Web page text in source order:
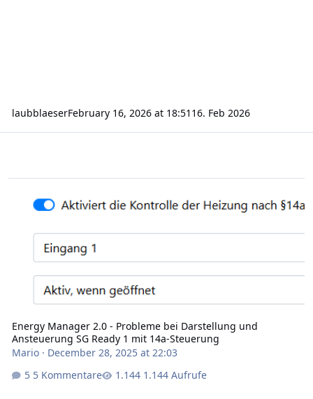
laubblaeserFebruary 16, 2026 at 18:51 16. Feb 2026
Energy Manager 2.0 - Probleme bei Darstellung und
Ansteuerung SG Ready 1 mit 14a-Steuerung
Mario· December 28, 2025 at 22:03
5 Kommentare
1.144 Aufrufe